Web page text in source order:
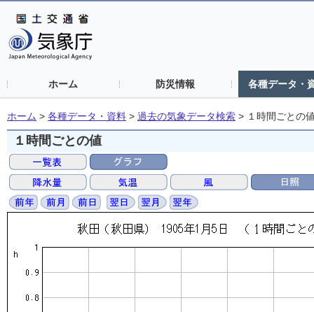
ホーム 防災情報 各種データ・
ホーム > 各種データ・資料 > 過去の気象データ検索 > １時間ごとの
１時間ごとの値